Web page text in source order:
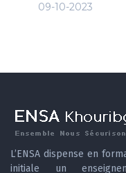
09-10-2023
L’ENSA dispense en
initiale un